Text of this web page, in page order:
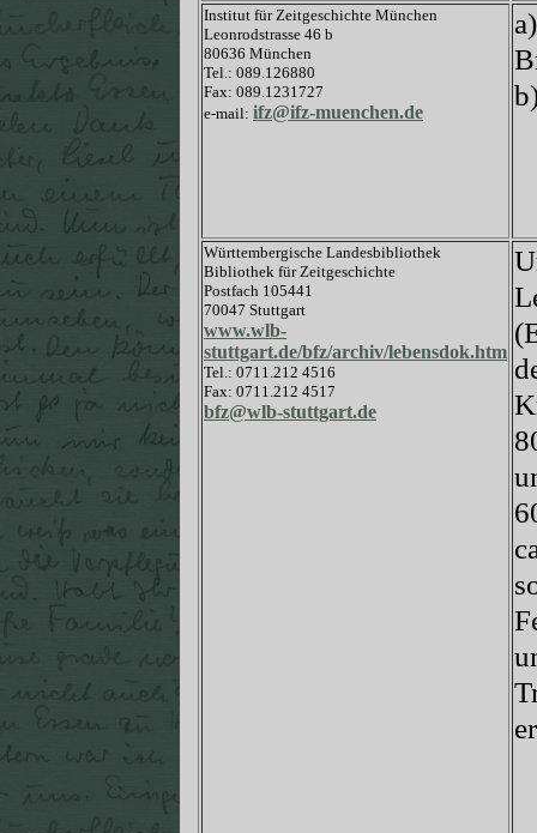
Institut für Zeitgeschichte München
Leonrodstrasse 46 b
80636 München
Tel.: 089.126880
Fax: 089.1231727
e-mail: ifz@ifz-muenchen.de
Württembergische Landesbibliothek
Bibliothek für Zeitgeschichte
Postfach 105441
70047 Stuttgart
www.wlb-
stuttgart.de/bfz/archiv/lebensdok.htm
Tel.: 0711.212 4516
Fax: 0711.212 4517
bfz@wlb-stuttgart.de